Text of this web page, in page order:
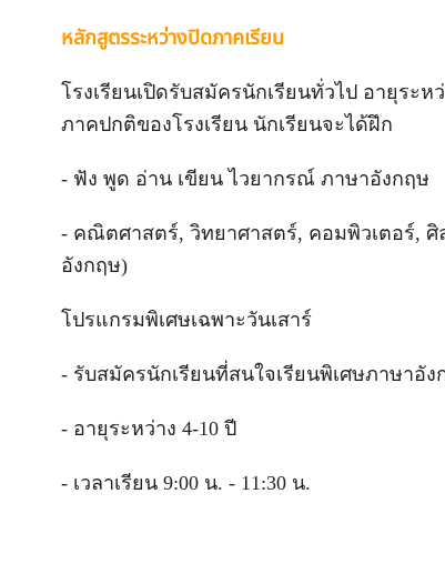
หลักสูตรระหว่างปิดภาคเรียน
โรงเรียนเปิดรับสมัครนักเรียนทั่วไป อายุระห
ภาคปกติของโรงเรียน นักเรียนจะได้ฝึก
- ฟัง พูด อ่าน เขียน ไวยากรณ์ ภาษาอังกฤษ
- คณิตศาสตร์, วิทยาศาสตร์, คอมพิวเตอร์,
อังกฤษ)
โปรแกรมพิเศษเฉพาะวันเสาร์
- รับสมัครนักเรียนที่สนใจเรียนพิเศษภาษาอั
- อายุระหว่าง 4-10 ปี
- เวลาเรียน 9:00 น. - 11:30 น.